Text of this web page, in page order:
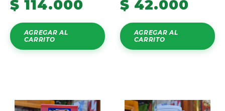
$ 114.000
AGREGAR AL
CARRITO
$ 42.000
AGREGAR AL
CARRITO